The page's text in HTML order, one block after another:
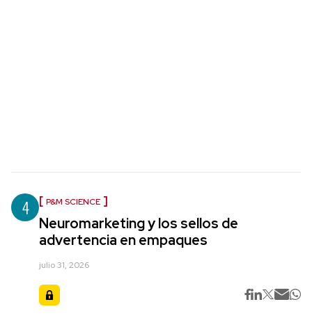
4 P&M SCIENCE
Neuromarketing y los sellos de
advertencia en empaques
julio 31, 2026